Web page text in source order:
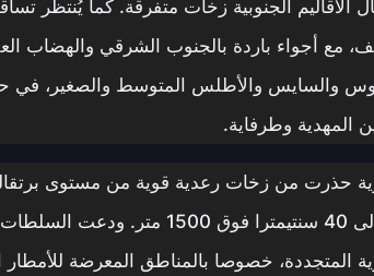
مع أجواء باردة بالجنوب الشرقي والهضاب
والسايس والأطلس المتوسط والصغير، في
المهدية وطرفاية.
حذرت من زخات رعدية قوية من مستوى
يصل سمكها إلى 40 سنتيمترا فوق
المتجددة، خصوصا بالمناطق المعرضة للأمطار